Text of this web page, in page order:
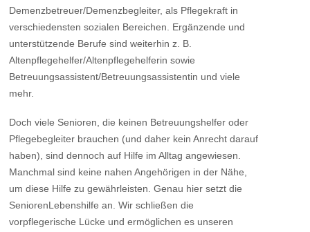
Demenzbetreuer/Demenzbegleiter, als Pflegekraft in
verschiedensten sozialen Bereichen. Ergänzende und
unterstützende Berufe sind weiterhin z. B.
Altenpflegehelfer/Altenpflegehelferin sowie
Betreuungsassistent/Betreuungsassistentin und viele
mehr.
Doch viele Senioren, die keinen Betreuungshelfer oder
Pflegebegleiter brauchen (und daher kein Anrecht darauf
haben), sind dennoch auf Hilfe im Alltag angewiesen.
Manchmal sind keine nahen Angehörigen in der Nähe,
um diese Hilfe zu gewährleisten. Genau hier setzt die
SeniorenLebenshilfe an. Wir schließen die
vorpflegerische Lücke und ermöglichen es unseren